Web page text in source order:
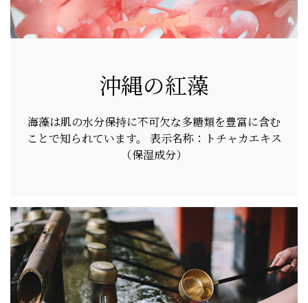
沖縄の紅藻
海藻は肌の水分保持に不可欠な多糖類を豊富に含む
ことで知られています。 表示名称：トチャカエキス
（保湿成分）